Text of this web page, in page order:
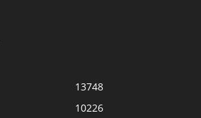
13748
10226